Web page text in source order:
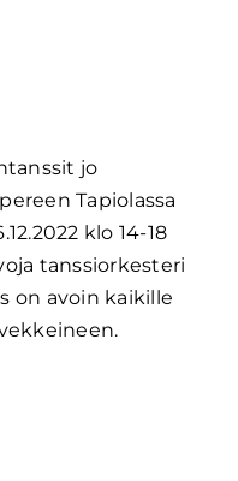
jo
Tapiolassa
klo 14-18
tanssiorkesteri
on avoin kaikille